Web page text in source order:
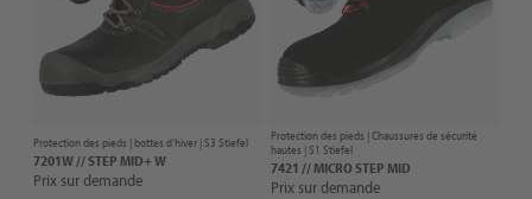
Protection des pieds | bottes d'hiver | S3 Stiefel
7201W // STEP MID+ W
Prix sur demande
Protection des pieds |Chaussures de sécurité
hautes | S1 Stiefel
7421 // MICRO STEP MID
Prix sur demande